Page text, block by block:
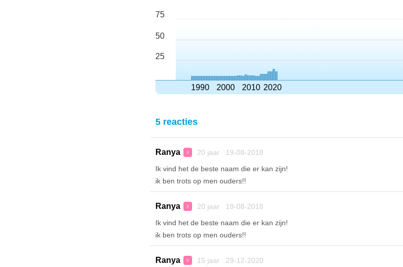
75
50
25
1990 2000 2010 2020
5 reacties
Ranya ♀ 20 jaar 19-08-2018
Ik vind het de beste naam die er kan zijn!
ik ben trots op men ouders!!
Ranya ♀ 20 jaar 19-08-2018
Ik vind het de beste naam die er kan zijn!
ik ben trots op men ouders!!
Ranya ♀ 15 jaar 29-12-2020